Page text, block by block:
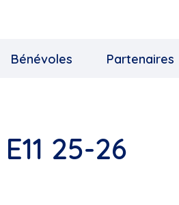
Bénévoles Partenaires
25-26